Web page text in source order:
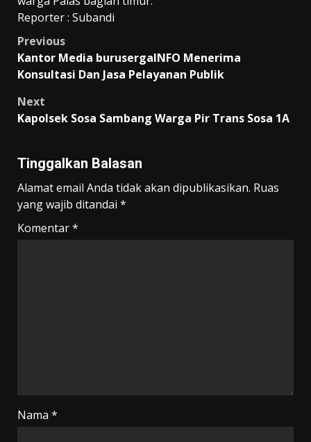
Reporter : Subandi
Post
navigation
Previous
Kantor Media burusergaINFO Menerima
Konsultasi Dan Jasa Pelayanan Publik
Next
Kapolsek Sosa Sambang Warga Pir Trans Sosa 1A
Tinggalkan Balasan
Alamat email Anda tidak akan dipublikasikan. Ruas
yang wajib ditandai *
Komentar*
Nama *